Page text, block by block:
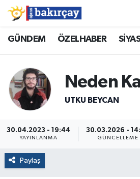
GÜNDEM ÖZELHABER
Neden
UTKU BEYCAN
30.04.2023 - 19:44
YAYINLANMA
30.03.2026 -
GÜNCELLEME
Paylaş
İzmir Nöbetçi Eczaneler
İzmir Namaz Vakitleri
Süper Lig Puan Durumu ve
Tüm Manşetler